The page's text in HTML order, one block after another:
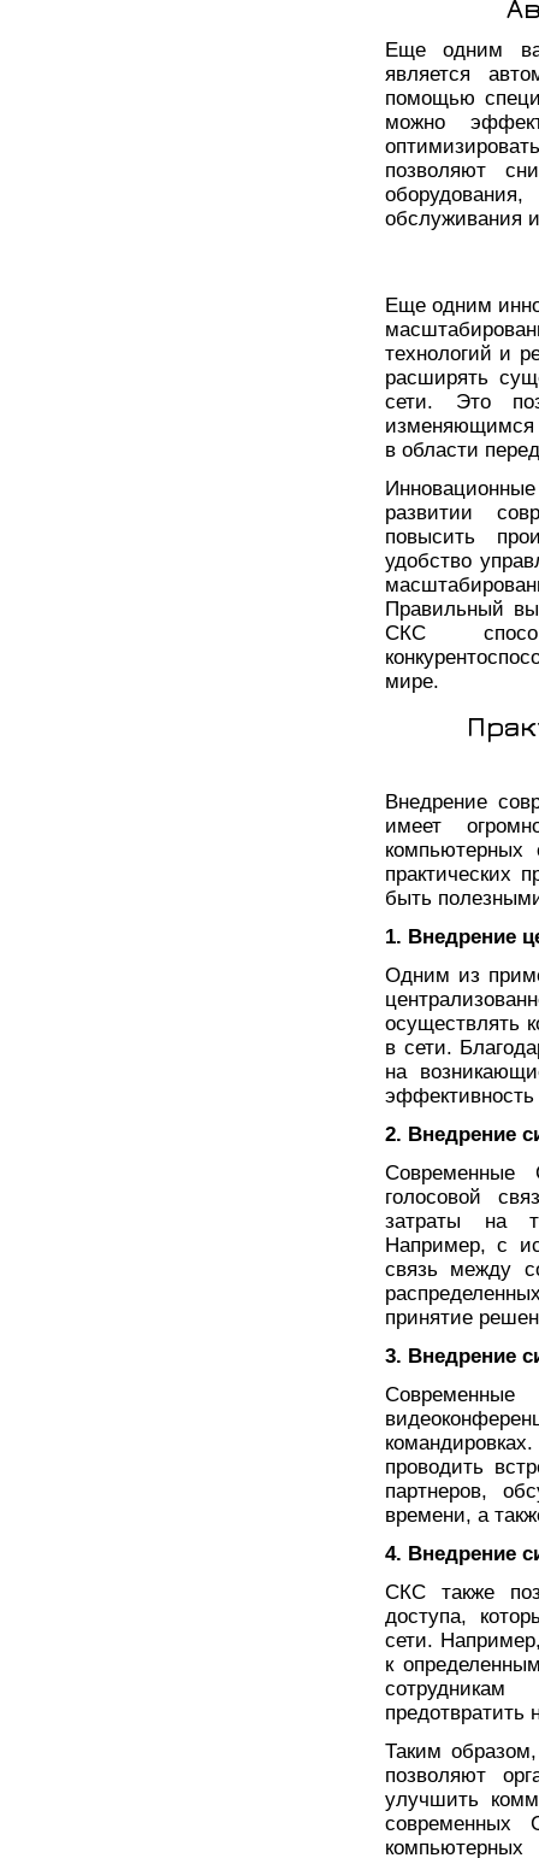
Еще одним
является
помощью
можно
позволяют
обслуживания
Еще одним
технологий и
расширять
сети. Это
изменяющимся
в области
развитии
повысить
удобство
Правильный
СКС
мире.
Внедрение
имеет
компьютерных
практических
быть
1. Внедрение
Одним из
осуществлять
в сети.
на
2. Внедрение
Современные
голосовой
затраты на
Например, с
связь между
принятие
3. Внедрение
Современные
проводить
партнеров,
времени, а
4. Внедрение
СКС также
доступа,
сети.
к
предотвратить
Таким
позволяют
улучшить
современных